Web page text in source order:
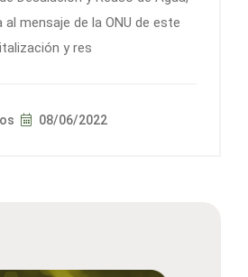
al mensaje de la ONU de este
y res
08/06/2022